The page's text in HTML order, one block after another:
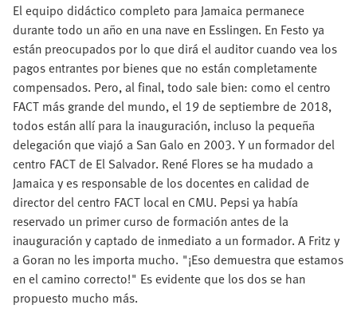
El equipo didáctico completo para Jamaica permanece
durante todo un año en una nave en Esslingen. En Festo ya
están preocupados por lo que dirá el auditor cuando vea los
pagos entrantes por bienes que no están completamente
compensados. Pero, al final, todo sale bien: como el centro
FACT más grande del mundo, el 19 de septiembre de 2018,
todos están allí para la inauguración, incluso la pequeña
delegación que viajó a San Galo en 2003. Y un formador del
centro FACT de El Salvador. René Flores se ha mudado a
Jamaica y es responsable de los docentes en calidad de
director del centro FACT local en CMU. Pepsi ya había
reservado un primer curso de formación antes de la
inauguración y captado de inmediato a un formador. A Fritz y
a Goran no les importa mucho. "¡Eso demuestra que estamos
en el camino correcto!" Es evidente que los dos se han
propuesto mucho más.